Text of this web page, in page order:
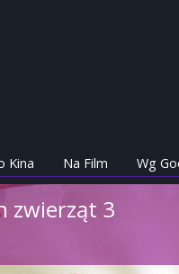
Kina Na Film Wg
zwierząt 3